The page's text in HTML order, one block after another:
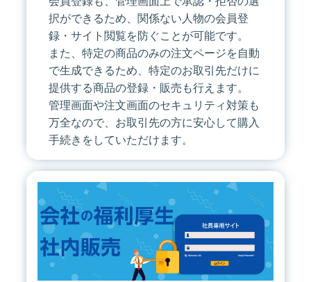
択ができるため、関係ない人物の会員登
録・サイト閲覧を防ぐことが可能です。
また、特定の商品のみの注文ページを自動
で生成できるため、特定のお取引先だけに
提供する商品の登録・販売も行えます。
管理画面や注文画面のセキュリティ対策も
万全なので、お取引先の方に安心して購入
手続きをしていただけます。